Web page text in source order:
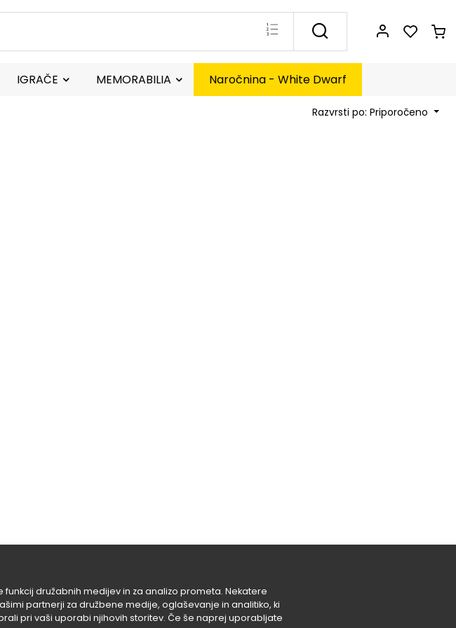
IGRAČE MEMORABILIA Naročnina - White Dwarf
Razvrsti po: Priporočeno
družabnih medijev in za analizo prometa. Nekatere
partnerji za družbene medije, oglaševanje in analitiko, ki
pri vaši uporabi njihovih storitev. Če še naprej uporabljate